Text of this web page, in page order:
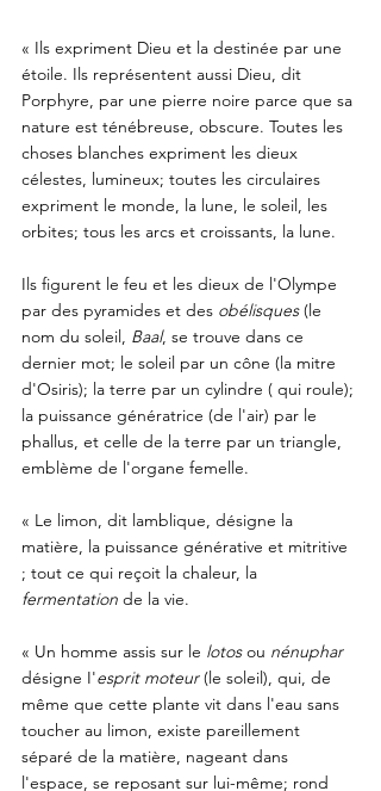
« Ils expriment Dieu et la destinée par une
étoile. Ils représentent aussi Dieu, dit
Porphyre, par une pierre noire parce que sa
nature est ténébreuse, obscure. Toutes les
choses blanches expriment les dieux
célestes, lumineux; toutes les circulaires
expriment le monde, la lune, le soleil, les
orbites; tous les arcs et croissants, la lune.
Ils figurent le feu et les dieux de l'Olympe
par des pyramides et des obélisques (le
nom du soleil, Baal, se trouve dans ce
dernier mot; le soleil par un cône (la mitre
d'Osiris); la terre par un cylindre ( qui roule);
la puissance génératrice (de l'air) par le
phallus, et celle de la terre par un triangle,
emblème de l'organe femelle.
« Le limon, dit lamblique, désigne la
matière, la puissance générative et mitritive
; tout ce qui reçoit la chaleur, la
fermentation de la vie.
« Un homme assis sur le lotos ou nénuphar
désigne I'esprit moteur (le soleil), qui, de
même que cette plante vit dans l'eau sans
toucher au limon, existe pareillement
séparé de la matière, nageant dans
l'espace, se reposant sur lui-même; rond